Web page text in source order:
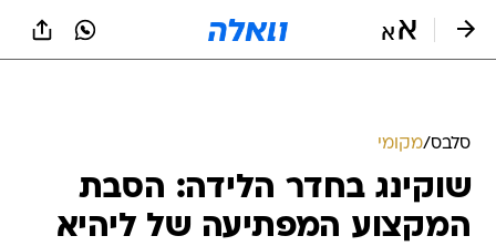
סלבס/מקומי
שוקינג בחדר הלידה: הסבת
המקצוע המפתיעה של ליהיא